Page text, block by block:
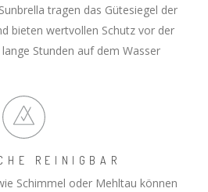
tragen das Gütesiegel der
bieten wertvollen Schutz vor der
Stunden auf dem Wasser
REINIGBAR
Schimmel oder Mehltau können